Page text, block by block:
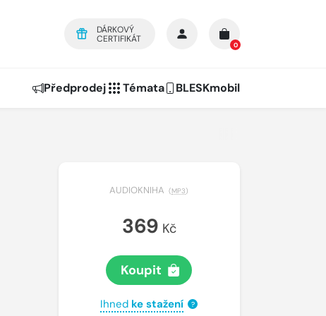
DÁRKOVÝ
CERTIFIKÁT
0
Předprodej Témata BLESKmobil
AUDIOKNIHA (MP3)
369 Kč
Koupit
Ihned ke stažení ?